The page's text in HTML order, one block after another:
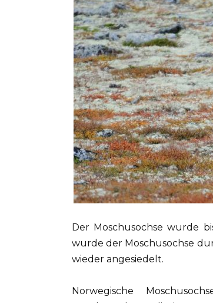
Der Moschusochse wurde
wurde der Moschusochse
wieder angesiedelt.
Norwegische